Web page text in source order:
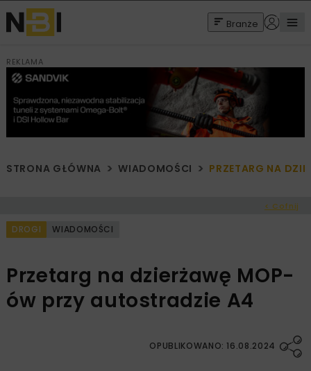
Branże
REKLAMA
STRONA GŁÓWNA WIADOMOŚCI PRZETARG NA
< Cofnij
DROGI WIADOMOŚCI
Przetarg na dzierżawę MOP-
ów przy autostradzie A4
OPUBLIKOWANO: 16.08.2024